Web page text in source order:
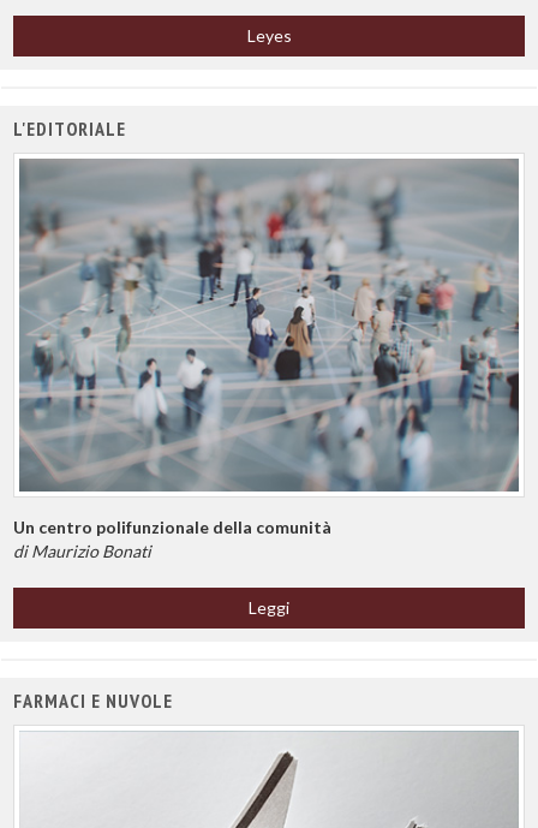
Leyes
L'EDITORIALE
Un centro polifunzionale della comunità
di Maurizio Bonati
Leggi
FARMACI E NUVOLE